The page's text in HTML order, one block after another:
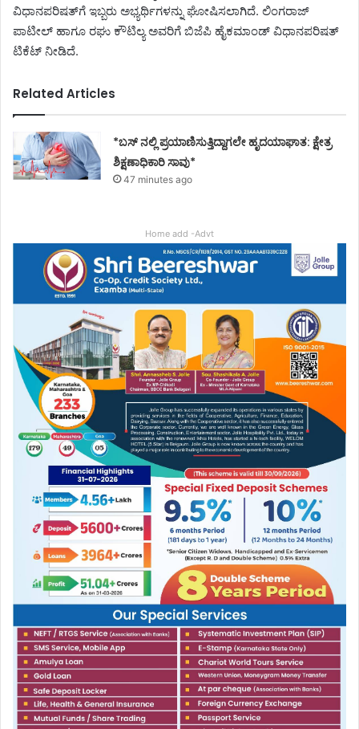
ವಿಧಾನಪರಿಷತ್​​ಗೆ ಇಬ್ಬರು ಅಭ್ಯರ್ಥಿಗಳನ್ನು ಘೋಷಿಸಲಾಗಿದೆ. ಲಿಂಗರಾಜ್
ಪಾಟೀಲ್​ ಹಾಗೂ ರಘು ಕೌಟಿಲ್ಯ ಅವರಿಗೆ ಬಿಜೆಪಿ ಹೈಕಮಾಂಡ್ ವಿಧಾನಪರಿಷತ್
ಟಿಕೆಟ್​ ನೀಡಿದೆ.
Related Articles
*ಬಸ್ ನಲ್ಲಿ ಪ್ರಯಾಣಿಸುತ್ತಿದ್ದಾಗಲೇ ಹೃದಯಾಘಾತ: ಕ್ಷೇತ್ರ
ಶಿಕ್ಷಣಾಧಿಕಾರಿ ಸಾವು*
47 minutes ago
Home add -Advt